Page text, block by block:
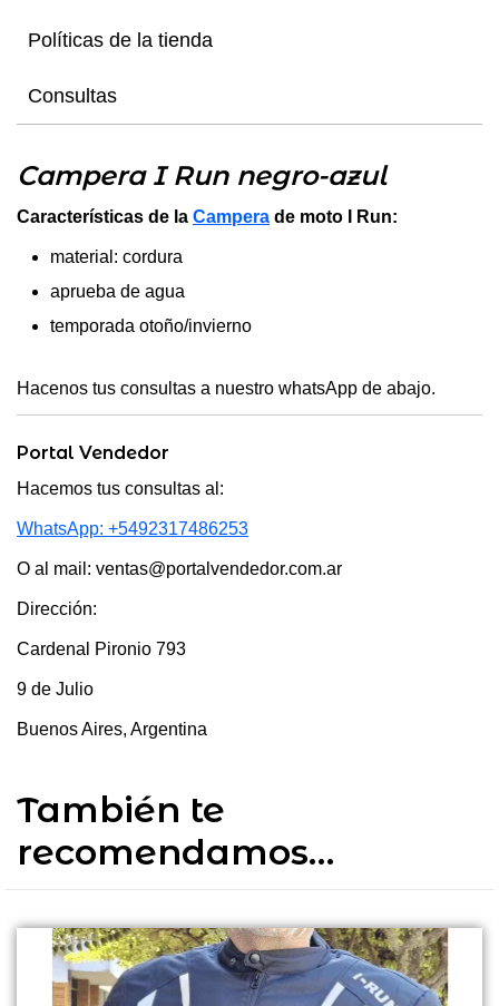
Políticas de la tienda
Consultas
Campera I Run negro-azul
Características de la Campera de moto I Run:
material: cordura
aprueba de agua
temporada otoño/invierno
Hacenos tus consultas a nuestro whatsApp de abajo.
Portal Vendedor
Hacemos tus consultas al:
WhatsApp: +5492317486253
O al mail: ventas@portalvendedor.com.ar
Dirección:
Cardenal Pironio 793
9 de Julio
Buenos Aires, Argentina
También te
recomendamos…